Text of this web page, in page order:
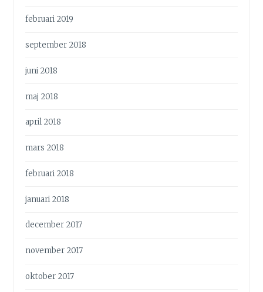
februari 2019
september 2018
juni 2018
maj 2018
april 2018
mars 2018
februari 2018
januari 2018
december 2017
november 2017
oktober 2017